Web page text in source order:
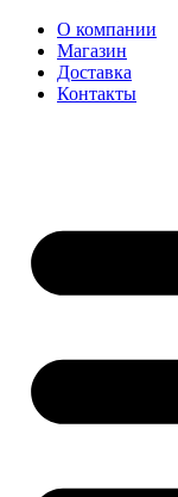
О компании
Магазин
Доставка
Контакты